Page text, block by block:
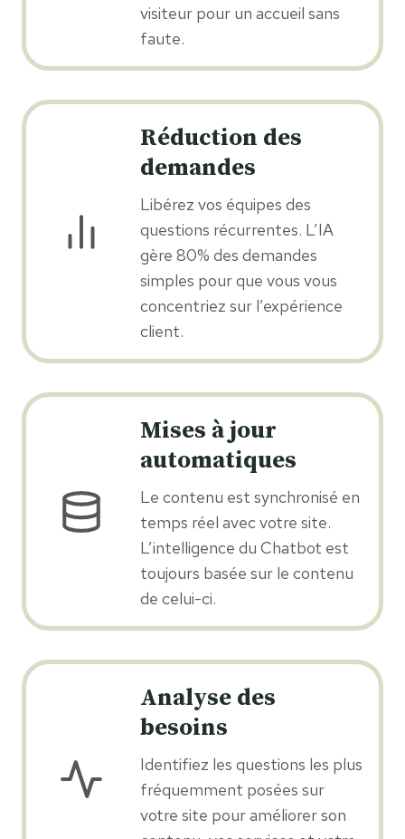
visiteur pour un accueil sans
faute.
Réduction des
demandes
Libérez vos équipes des
questions récurrentes. L’IA
gère 80% des demandes
simples pour que vous vous
concentriez sur l’expérience
client.
Mises à jour
automatiques
Le contenu est synchronisé en
temps réel avec votre site.
L’intelligence du Chatbot est
toujours basée sur le contenu
de celui-ci.
Analyse des
besoins
Identifiez les questions les plus
fréquemment posées sur
votre site pour améliorer son